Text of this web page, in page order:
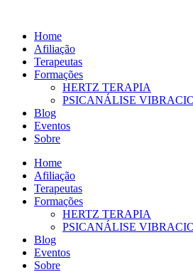
conteúdo
Home
Afiliação
Terapeutas
Formações
HERTZ TERAPIA
PSICANÁLISE
Blog
Eventos
Sobre
Home
Afiliação
Terapeutas
Formações
HERTZ TERAPIA
PSICANÁLISE
Blog
Eventos
Sobre